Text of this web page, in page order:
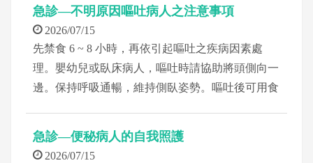
急診—不明原因嘔吐病人之注意事項
2026/07/15
先禁食 6 ~ 8 小時，再依引起嘔吐之疾病因素處
理。嬰幼兒或臥床病人，嘔吐時請協助將頭側向一
邊。保持呼吸通暢，維持側臥姿勢。嘔吐後可用食
急診—便秘病人的自我照護
2026/07/15